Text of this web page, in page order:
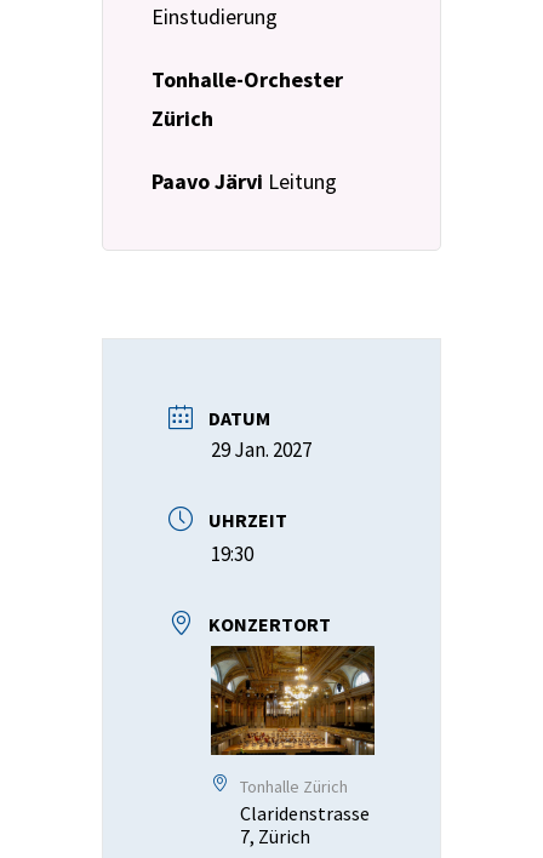
Einstudierung
Tonhalle-Orchester
Zürich
Paavo Järvi Leitung
DATUM
29 Jan. 2027
UHRZEIT
19:30
KONZERTORT
Tonhalle Zürich
Claridenstrasse
7, Zürich